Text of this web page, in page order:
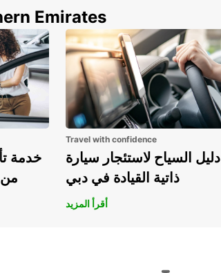
Emirates
خدمة
من
Travel with confidence
دليل السياح لاستئجار سيارة
ذاتية القيادة في دبي
أقرأ المزيد